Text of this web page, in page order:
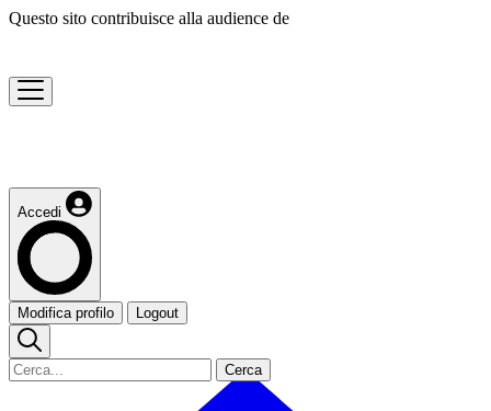
Questo sito contribuisce alla audience de
Accedi
Modifica profilo Logout
Cerca